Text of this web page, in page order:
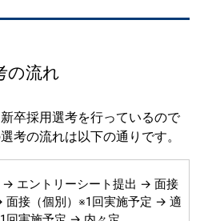
の流れ
卒採用選考を行っているので
考の流れは以下の通りです。
→ エントリーシート提出 → 面接
面接（個別）※1回実施予定 → 適